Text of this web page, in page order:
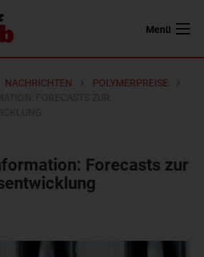
Menü
NACHRICHTEN
POLYMERPREISE
Forecasts zur